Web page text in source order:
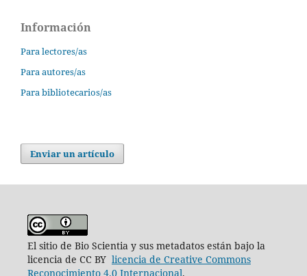
Información
Para lectores/as
Para autores/as
Para bibliotecarios/as
Enviar un artículo
El sitio de Bio Scientia y sus metadatos están bajo la
licencia de CC BY licencia de Creative Commons
Reconocimiento 4.0 Internacional.